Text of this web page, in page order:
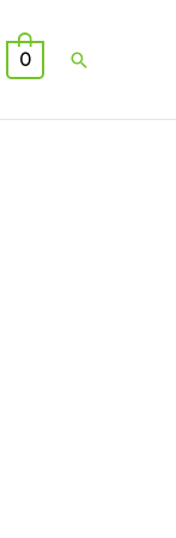
0 Search